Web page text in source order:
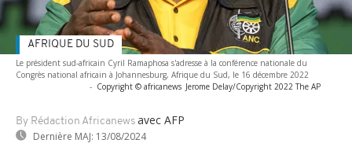
Le président sud-africain Cyril Ramaphosa s'adresse à la conférence nationale du
Congrès national africain à Johannesburg, Afrique du Sud, le 16 décembre 2022
- Copyright © africanews Jerome Delay/Copyright 2022 The AP
By Rédaction Africanews avec AFP
Dernière MAJ: 13/08/2024
AFRIQUE DU SUD